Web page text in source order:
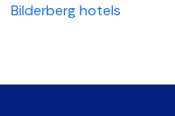
Bilderberg hotels